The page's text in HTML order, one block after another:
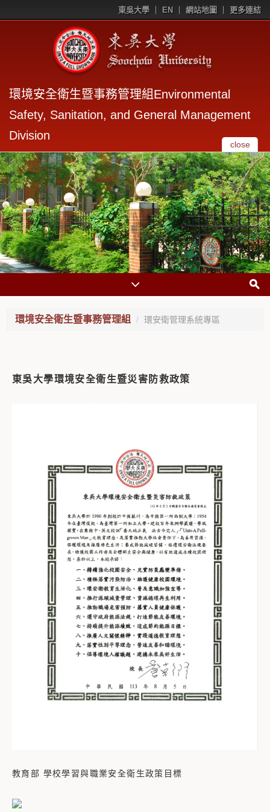
東吳大學 EN 網站地圖 更多連結
環境安全衛生暨事務管理組Environmental
Safety, Sanitation, and General Management
Division
close
環境安全衛生暨事務管理組 環安衛管理系統專區
東吳大學環境安全衛生暨災害防救政策
教育部 學校學習與職業安全衛生政策目標